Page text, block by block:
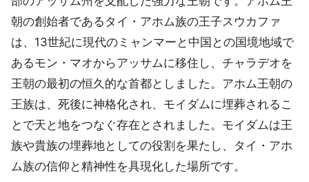
朝の創始者であるタイ・アホム族の王子スウカファ
は、13世紀に現代のミャンマーと中国との国境地域で
あるモン・マオからアッサムに移住し、チャラデオを
王朝の最初の恒久的な首都としました。アホム王朝の
王族は、死後に神格化され、モイダムに埋葬されるこ
とで天と地をつなぐ存在とされました。モイダムは王
族や貴族の埋葬地としての役割を果たし、タイ・アホ
ム族の信仰と精神性を具現化した場所です。